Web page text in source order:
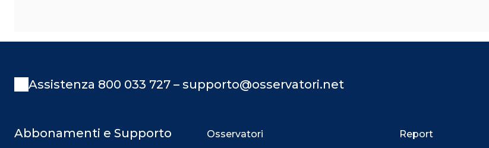
Assistenza 800 033 727 – supporto@osservatori.net
Abbonamenti e Supporto Osservatori Report